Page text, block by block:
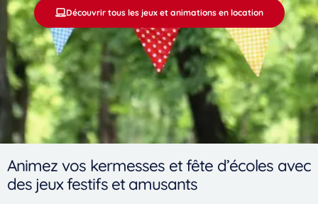
Découvrir tous les jeux et animations en location
Animez vos kermesses et fête d’écoles avec
des jeux festifs et amusants